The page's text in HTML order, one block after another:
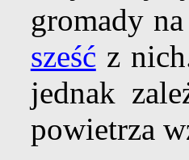
gromady
sześć z
jednak
powietrza